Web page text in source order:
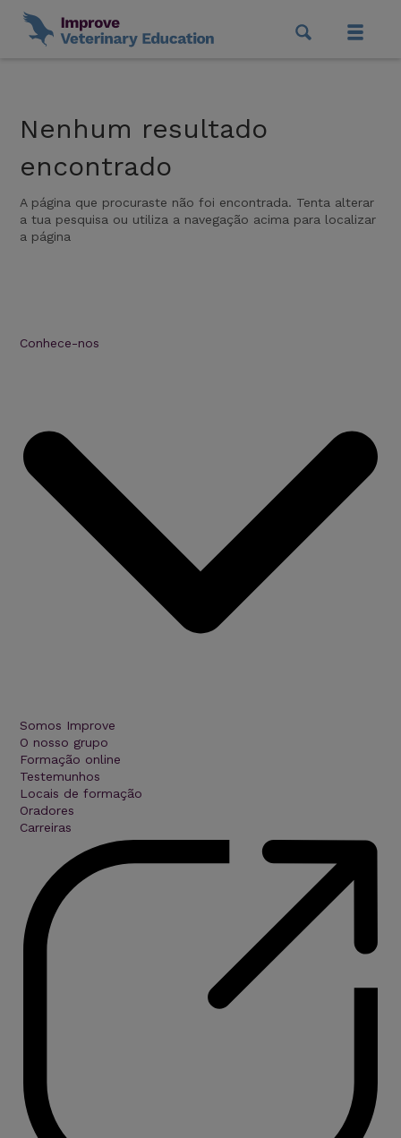
Nenhum resultado
encontrado
A página que procuraste não foi encontrada. Tenta alterar
a tua pesquisa ou utiliza a navegação acima para localizar
a página
Conhece-nos
Somos Improve
O nosso grupo
Formação online
Testemunhos
Locais de formação
Oradores
Carreiras